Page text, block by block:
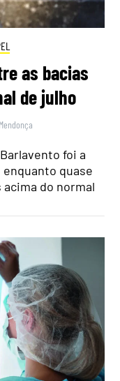
as bacias
de julho
foi a
quase
do normal